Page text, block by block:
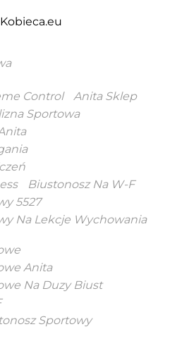
Kobieca.eu
Control
Anita Sklep
Sportowa
Biustonosz Na W-F
5527
Na Lekcje Wychowania
Anita
Na Duzy Biust
Sportowy